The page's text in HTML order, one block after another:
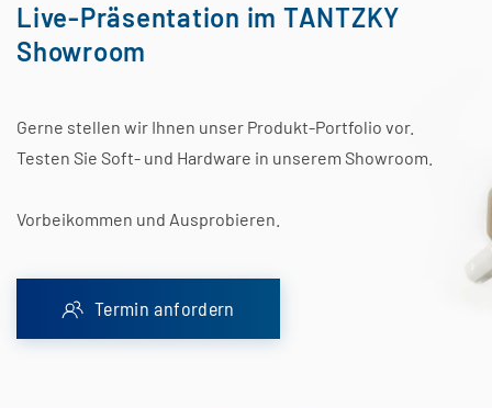
Live-Präsentation im TANTZKY
Showroom
Gerne stellen wir Ihnen unser Produkt-Portfolio vor.
Testen Sie Soft- und Hardware in unserem Showroom.
Vorbeikommen und Ausprobieren.
Termin anfordern